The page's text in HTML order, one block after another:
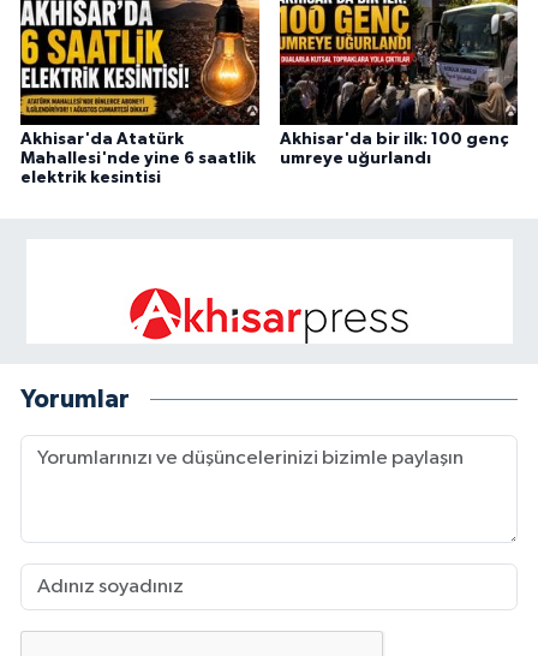
Akhisar'da Atatürk
Mahallesi'nde yine 6 saatlik
elektrik kesintisi
Akhisar'da bir ilk: 100 genç
umreye uğurlandı
Yorumlar